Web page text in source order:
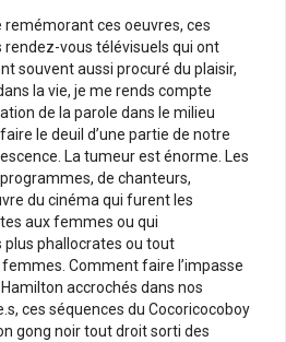
remémorant ces oeuvres, ces
vous télévisuels qui ont
souvent aussi procuré du plaisir,
la vie, je me rends compte
de la parole dans le milieu
le deuil d’une partie de notre
La tumeur est énorme. Les
de chanteurs,
du cinéma qui furent les
aux femmes ou qui
plus phallocrates ou tout
Comment faire l’impasse
accrochés dans nos
ces séquences du Cocoricocoboy
gong noir tout droit sorti des